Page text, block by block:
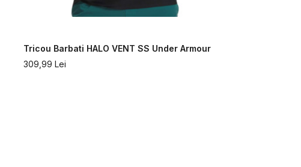
Tricou Barbati HALO VENT SS Under Armour
309,99 Lei